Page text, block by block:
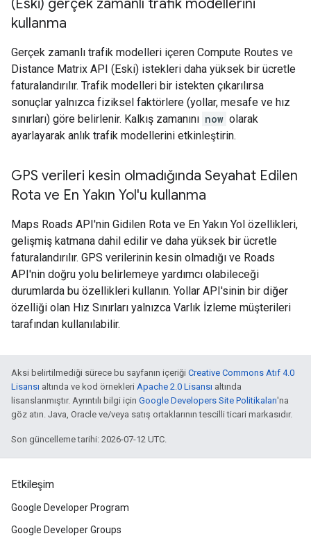
(Eski) gerçek zamanlı trafik modellerini
kullanma
Gerçek zamanlı trafik modelleri içeren Compute Routes ve
Distance Matrix API (Eski) istekleri daha yüksek bir ücretle
faturalandırılır. Trafik modelleri bir istekten çıkarılırsa
sonuçlar yalnızca fiziksel faktörlere (yollar, mesafe ve hız
sınırları) göre belirlenir. Kalkış zamanını now olarak
ayarlayarak anlık trafik modellerini etkinleştirin.
GPS verileri kesin olmadığında Seyahat Edilen
Rota ve En Yakın Yol'u kullanma
Maps Roads API'nin Gidilen Rota ve En Yakın Yol özellikleri,
gelişmiş katmana dahil edilir ve daha yüksek bir ücretle
faturalandırılır. GPS verilerinin kesin olmadığı ve Roads
API'nin doğru yolu belirlemeye yardımcı olabileceği
durumlarda bu özellikleri kullanın. Yollar API'sinin bir diğer
özelliği olan Hız Sınırları yalnızca Varlık İzleme müşterileri
tarafından kullanılabilir.
Aksi belirtilmediği sürece bu sayfanın içeriği Creative Commons Atıf 4.0
Lisansı altında ve kod örnekleri Apache 2.0 Lisansı altında
lisanslanmıştır. Ayrıntılı bilgi için Google Developers Site Politikaları'na
göz atın. Java, Oracle ve/veya satış ortaklarının tescilli ticari markasıdır.
Son güncelleme tarihi: 2026-07-12 UTC.
Etkileşim
Google Developer Program
Google Developer Groups